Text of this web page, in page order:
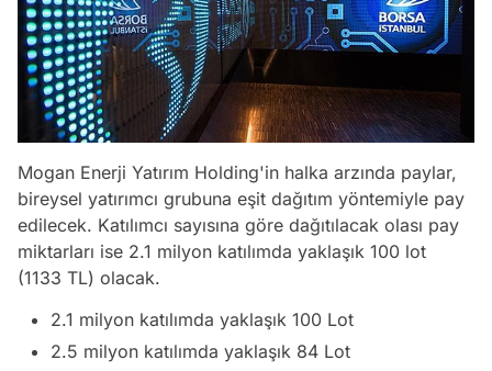
Mogan Enerji Yatırım Holding'in halka arzında paylar,
bireysel yatırımcı grubuna eşit dağıtım yöntemiyle pay
edilecek. Katılımcı sayısına göre dağıtılacak olası pay
miktarları ise 2.1 milyon katılımda yaklaşık 100 lot
(1133 TL) olacak.
2.1 milyon katılımda yaklaşık 100 Lot
2.5 milyon katılımda yaklaşık 84 Lot